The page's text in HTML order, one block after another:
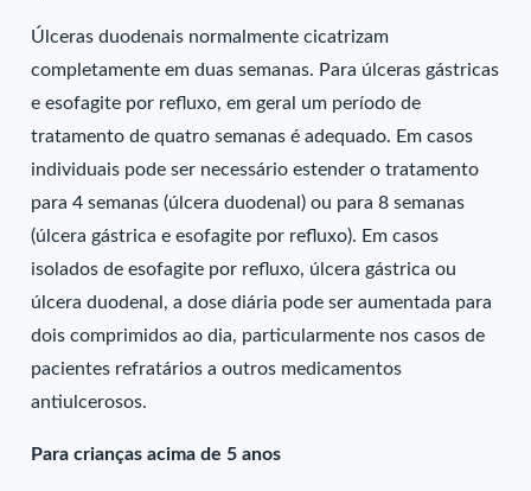
Úlceras duodenais normalmente cicatrizam
completamente em duas semanas. Para úlceras gástricas
e esofagite por refluxo, em geral um período de
tratamento de quatro semanas é adequado. Em casos
individuais pode ser necessário estender o tratamento
para 4 semanas (úlcera duodenal) ou para 8 semanas
(úlcera gástrica e esofagite por refluxo). Em casos
isolados de esofagite por refluxo, úlcera gástrica ou
úlcera duodenal, a dose diária pode ser aumentada para
dois comprimidos ao dia, particularmente nos casos de
pacientes refratários a outros medicamentos
antiulcerosos.
Para crianças acima de 5 anos